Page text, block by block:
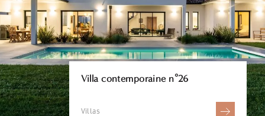
Villa contemporaine n°26
Villas